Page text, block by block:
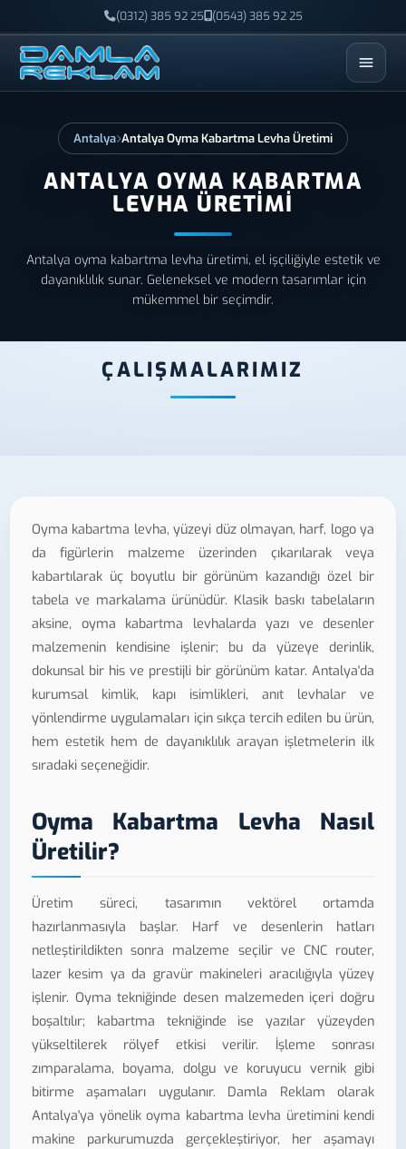
(0312) 385 92 25 (0543) 385 92 25
ESC
Antalya Antalya Oyma Kabartma Levha Üretimi
ANTALYA OYMA KABARTMA
LEVHA ÜRETIMI
Antalya oyma kabartma levha üretimi, el işçiliğiyle estetik ve
dayanıklılık sunar. Geleneksel ve modern tasarımlar için
mükemmel bir seçimdir.
ÇALIŞMALARIMIZ
Oyma kabartma levha, yüzeyi düz olmayan, harf, logo ya
da figürlerin malzeme üzerinden çıkarılarak veya
kabartılarak üç boyutlu bir görünüm kazandığı özel bir
tabela ve markalama ürünüdür. Klasik baskı tabelaların
aksine, oyma kabartma levhalarda yazı ve desenler
malzemenin kendisine işlenir; bu da yüzeye derinlik,
dokunsal bir his ve prestijli bir görünüm katar. Antalya'da
kurumsal kimlik, kapı isimlikleri, anıt levhalar ve
yönlendirme uygulamaları için sıkça tercih edilen bu ürün,
hem estetik hem de dayanıklılık arayan işletmelerin ilk
sıradaki seçeneğidir.
Oyma Kabartma Levha Nasıl
Üretilir?
Üretim süreci, tasarımın vektörel ortamda
hazırlanmasıyla başlar. Harf ve desenlerin hatları
netleştirildikten sonra malzeme seçilir ve CNC router,
lazer kesim ya da gravür makineleri aracılığıyla yüzey
işlenir. Oyma tekniğinde desen malzemeden içeri doğru
boşaltılır; kabartma tekniğinde ise yazılar yüzeyden
yükseltilerek rölyef etkisi verilir. İşleme sonrası
zımparalama, boyama, dolgu ve koruyucu vernik gibi
bitirme aşamaları uygulanır. Damla Reklam olarak
Antalya'ya yönelik oyma kabartma levha üretimini kendi
makine parkurumuzda gerçekleştiriyor, her aşamayı